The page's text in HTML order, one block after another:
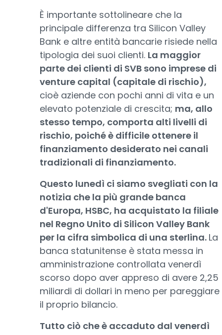
È importante sottolineare che la
principale differenza tra Silicon Valley
Bank e altre entità bancarie risiede nella
tipologia dei suoi clienti. La maggior
parte dei clienti di SVB sono imprese di
venture capital (capitale di rischio),
cioè aziende con pochi anni di vita e un
elevato potenziale di crescita; ma, allo
stesso tempo, comporta alti livelli di
rischio, poiché è difficile ottenere il
finanziamento desiderato nei canali
tradizionali di finanziamento.
Questo lunedì ci siamo svegliati con la
notizia che la più grande banca
d'Europa, HSBC, ha acquistato la filiale
nel Regno Unito di Silicon Valley Bank
per la cifra simbolica di una sterlina. La
banca statunitense è stata messa in
amministrazione controllata venerdì
scorso dopo aver appreso di avere 2,25
miliardi di dollari in meno per pareggiare
il proprio bilancio.
Tutto ciò che è accaduto dal venerdì